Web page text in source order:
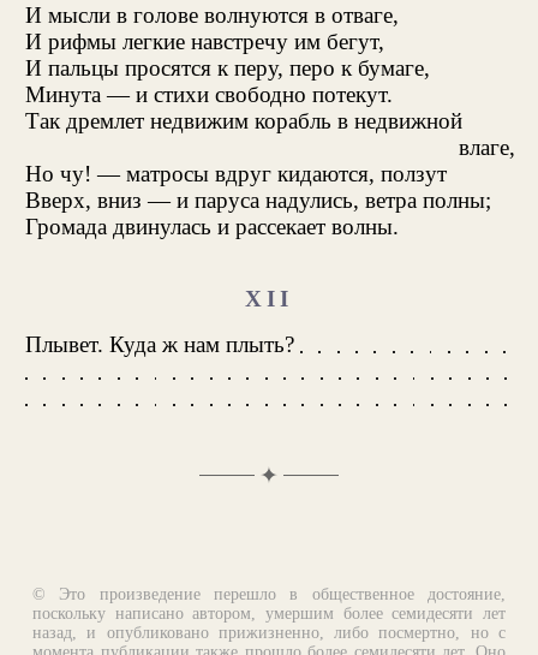
И мысли в голове волнуются в отваге,
И рифмы легкие навстречу им бегут,
И пальцы просятся к перу, перо к бумаге,
Минута — и стихи свободно потекут.
Так дремлет недвижим корабль в недвижной
влаге,
Но чу! — матросы вдруг кидаются, ползут
Вверх, вниз — и паруса надулись, ветра полны;
Громада двинулась и рассекает волны.
XII
Плывет. Куда ж нам плыть?
✦
© Это произведение перешло в общественное достояние,
поскольку написано автором, умершим более семидесяти лет
назад, и опубликовано прижизненно, либо посмертно, но с